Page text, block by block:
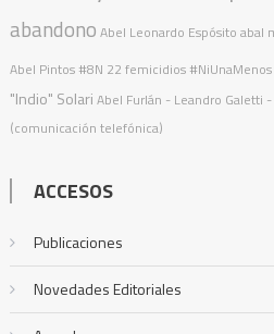
abandono Abel Leonardo Espósito abal
Abel Pintos #8N 22 femicidios #NiUnaMenos
"Indio" Solari Abel Furlán - Leandro Galetti
(comunicación telefónica)
ACCESOS
Publicaciones
Novedades Editoriales